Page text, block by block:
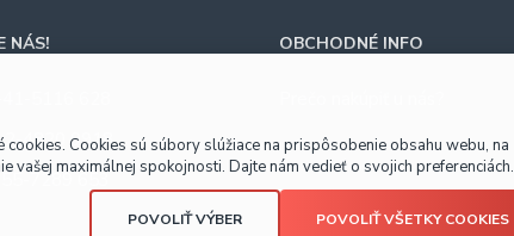
NÁS!
4820 9918
7289 653
OBCHODNÉ INFO
Cookies sú súbory slúžiace na prispôsobenie obsahu webu, na
vašej maximálnej spokojnosti. Dajte nám vedieť o svojich preferenciách.
POVOLIŤ VÝBER POVOLIŤ VŠETKY COOKIES